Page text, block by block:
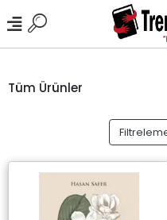
Tüm Ürünler